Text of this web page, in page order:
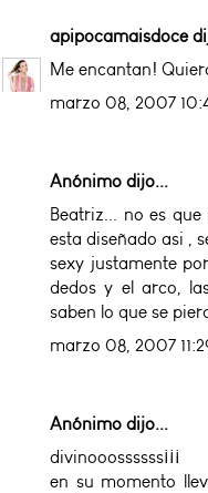
apipocamaisdoce
Me encantan!
marzo 08, 2007
Anónimo dijo...
Beatriz... no es
esta diseñado asi ,
sexy justamente
dedos y el arco,
saben lo que se
marzo 08, 2007
Anónimo dijo...
divinooossssss¡¡¡
en su momento